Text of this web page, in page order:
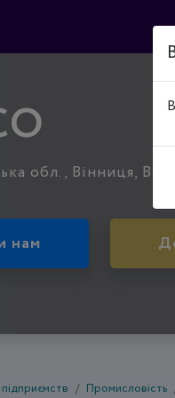
обл., Вінниця,
нам
Промисловість